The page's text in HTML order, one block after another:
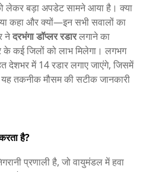
को लेकर बड़ा अपडेट सामने आया है। क्या
और क्यों—इन सभी सवालों का
नेदरभंगा डॉप्लर रडारलगाने का
के कई जिलों को लाभ मिलेगा। लगभग
देशभर में 14 रडार लगाए जाएंगे, जिसमें
तकनीक मौसम की सटीक जानकारी
है?
प्रणाली है, जो वायुमंडल में हवा